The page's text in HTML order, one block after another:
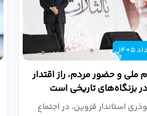
ملی و حضور مردم، راز اقتدار
بزنگاه‌های تاریخی است
استاندار قزوین، در اجتماع